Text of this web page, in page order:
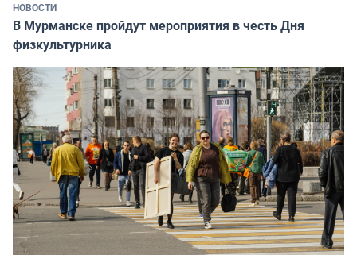
НОВОСТИ
В Мурманске пройдут мероприятия в честь Дня
физкультурника